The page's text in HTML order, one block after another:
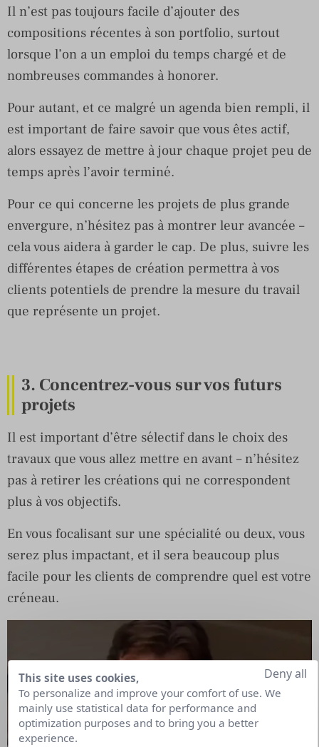
Il n’est pas toujours facile d’ajouter des
compositions récentes à son portfolio, surtout
lorsque l’on a un emploi du temps chargé et de
nombreuses commandes à honorer.
Pour autant, et ce malgré un agenda bien rempli, il
est important de faire savoir que vous êtes actif,
alors essayez de mettre à jour chaque projet peu de
temps après l’avoir terminé.
Pour ce qui concerne les projets de plus grande
envergure, n’hésitez pas à montrer leur avancée –
cela vous aidera à garder le cap. De plus, suivre les
différentes étapes de création permettra à vos
clients potentiels de prendre la mesure du travail
que représente un projet.
3. Concentrez-vous sur vos futurs
projets
Il est important d’être sélectif dans le choix des
travaux que vous allez mettre en avant – n’hésitez
pas à retirer les créations qui ne correspondent
plus à vos objectifs.
En vous focalisant sur une spécialité ou deux, vous
serez plus impactant, et il sera beaucoup plus
facile pour les clients de comprendre quel est votre
créneau.
This site uses cookies,
To personalize and improve your comfort of use. We
mainly use statistical data for performance and
optimization purposes and to bring you a better
experience.
Deny all